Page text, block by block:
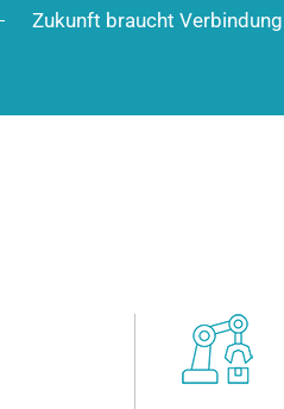
Zukunft braucht Verbindung